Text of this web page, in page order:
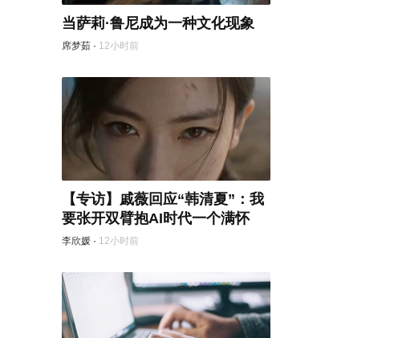
当萨莉·鲁尼成为一种文化现象
席梦茹 · 12小时前
【专访】戚薇回应“韩清夏”：我
要张开双臂抱AI时代一个满怀
李欣媛 · 12小时前